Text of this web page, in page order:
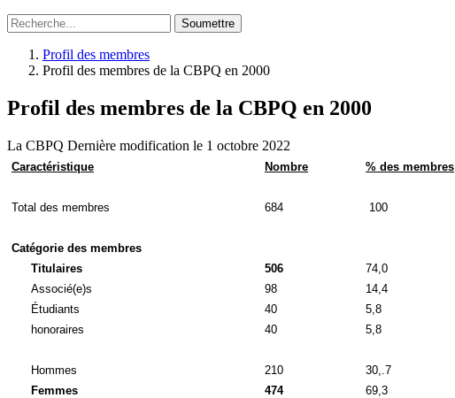
Soumettre
Profil des membres
Profil des membres de la CBPQ en 2000
Profil des membres de la CBPQ en 2000
La CBPQ Dernière modification le 1 octobre 2022
Caractéristique Nombre % des membres
Total des membres 684 100
Catégorie des membres
Titulaires
506
74,0
Associé(e)s
98
14,4
Étudiants
40
5,8
honoraires
40 5,8
Hommes 210
30,.7
Femmes
474 69,3